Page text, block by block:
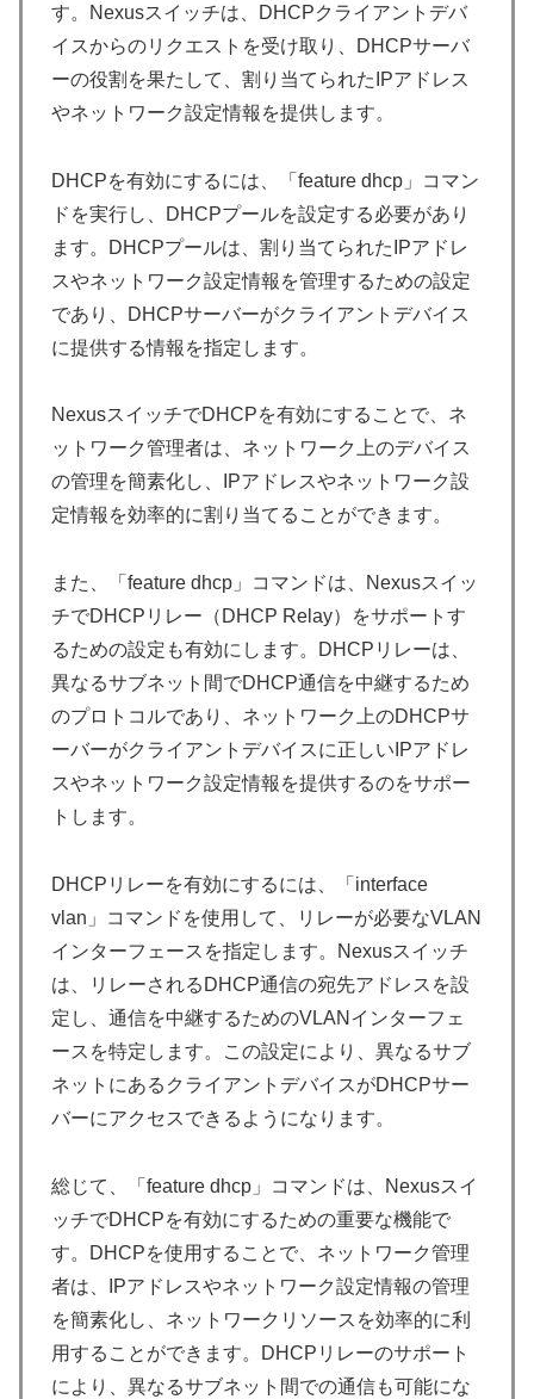
す。Nexusスイッチは、DHCPクライアントデバ
イスからのリクエストを受け取り、DHCPサーバ
ーの役割を果たして、割り当てられたIPアドレス
やネットワーク設定情報を提供します。
DHCPを有効にするには、「feature dhcp」コマン
ドを実行し、DHCPプールを設定する必要があり
ます。DHCPプールは、割り当てられたIPアドレ
スやネットワーク設定情報を管理するための設定
であり、DHCPサーバーがクライアントデバイス
に提供する情報を指定します。
NexusスイッチでDHCPを有効にすることで、ネ
ットワーク管理者は、ネットワーク上のデバイス
の管理を簡素化し、IPアドレスやネットワーク設
定情報を効率的に割り当てることができます。
また、「feature dhcp」コマンドは、Nexusスイッ
チでDHCPリレー（DHCP Relay）をサポートす
るための設定も有効にします。DHCPリレーは、
異なるサブネット間でDHCP通信を中継するため
のプロトコルであり、ネットワーク上のDHCPサ
ーバーがクライアントデバイスに正しいIPアドレ
スやネットワーク設定情報を提供するのをサポー
トします。
DHCPリレーを有効にするには、「interface
vlan」コマンドを使用して、リレーが必要なVLAN
インターフェースを指定します。Nexusスイッチ
は、リレーされるDHCP通信の宛先アドレスを設
定し、通信を中継するためのVLANインターフェ
ースを特定します。この設定により、異なるサブ
ネットにあるクライアントデバイスがDHCPサー
バーにアクセスできるようになります。
総じて、「feature dhcp」コマンドは、Nexusスイ
ッチでDHCPを有効にするための重要な機能で
す。DHCPを使用することで、ネットワーク管理
者は、IPアドレスやネットワーク設定情報の管理
を簡素化し、ネットワークリソースを効率的に利
用することができます。DHCPリレーのサポート
により、異なるサブネット間での通信も可能にな